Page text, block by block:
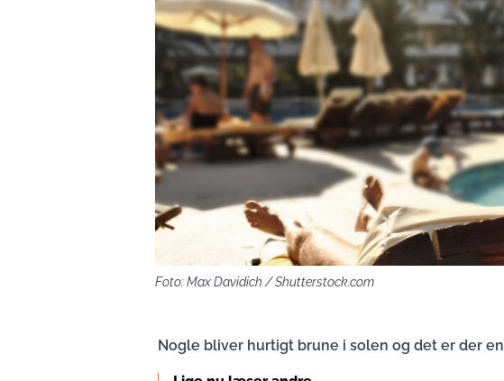
Foto: Max Davidich / Shutterstock.com
Nogle bliver hurtigt brune i solen og det er der